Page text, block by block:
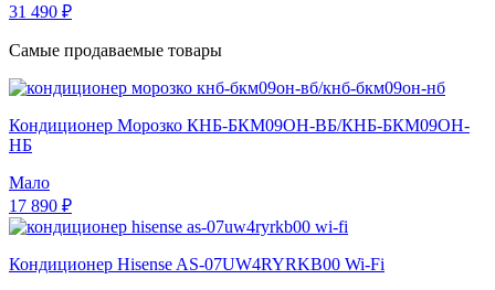
31 490 ₽
Самые продаваемые товары
Кондиционер Морозко КНБ-БКМ09ОН-ВБ/КНБ-БКМ09ОН-
НБ
Мало
17 890 ₽
Кондиционер Hisense AS-07UW4RYRKB00 Wi-Fi